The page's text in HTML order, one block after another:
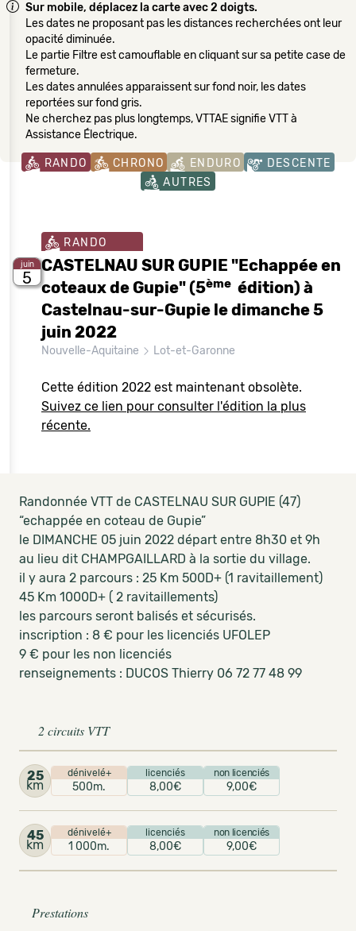
Sur mobile, déplacez la carte avec 2 doigts.
Les dates ne proposant pas les distances recherchées ont leur
opacité diminuée.
Le partie Filtre est camouflable en cliquant sur sa petite case de
fermeture.
Les dates annulées apparaissent sur fond noir, les dates
reportées sur fond gris.
Ne cherchez pas plus longtemps, VTTAE signifie VTT à
Assistance Électrique.
RANDO CHRONO ENDURO
DESCENTE
AUTRES
juin
5
RANDO
CASTELNAU SUR GUPIE "Echappée en
coteaux de Gupie" (5ème édition) à
Castelnau-sur-Gupie le dimanche 5
juin 2022
Nouvelle-Aquitaine Lot-et-Garonne
Cette édition 2022 est maintenant obsolète.
Suivez ce lien pour consulter l'édition la plus
récente.
Randonnée VTT de CASTELNAU SUR GUPIE (47)
“echappée en coteau de Gupie”
le DIMANCHE 05 juin 2022 départ entre 8h30 et 9h
au lieu dit CHAMPGAILLARD à la sortie du village.
il y aura 2 parcours : 25 Km 500D+ (1 ravitaillement)
45 Km 1000D+ ( 2 ravitaillements)
les parcours seront balisés et sécurisés.
inscription : 8 € pour les licenciés UFOLEP
9 € pour les non licenciés
renseignements : DUCOS Thierry 06 72 77 48 99
2 circuits VTT
25
km
dénivelé+
500m.
licenciés
8,00€
non licenciés
9,00€
45
km
dénivelé+
1 000m.
licenciés
8,00€
non licenciés
9,00€
Prestations